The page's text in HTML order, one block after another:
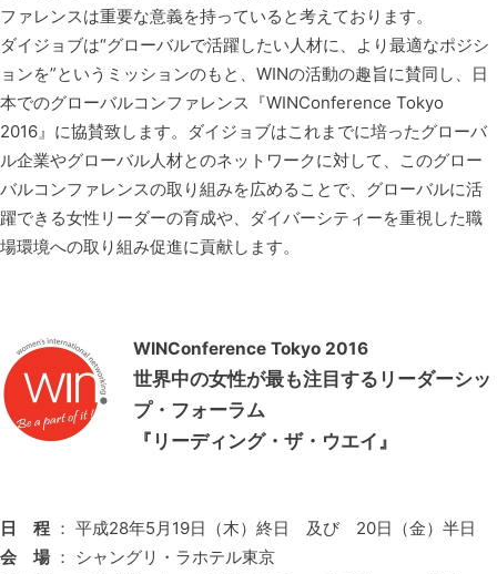
ファレンスは重要な意義を持っていると考えております。
ダイジョブは“グローバルで活躍したい人材に、より最適なポジシ
ョンを”というミッションのもと、WINの活動の趣旨に賛同し、日
本でのグローバルコンファレンス『WINConference Tokyo
2016』に協賛致します。ダイジョブはこれまでに培ったグローバ
ル企業やグローバル人材とのネットワークに対して、このグロー
バルコンファレンスの取り組みを広めることで、グローバルに活
躍できる女性リーダーの育成や、ダイバーシティーを重視した職
場環境への取り組み促進に貢献します。
WINConference Tokyo 2016
世界中の女性が最も注目するリーダーシッ
プ・フォーラム
『リーディング・ザ・ウエイ』
日 程 ： 平成28年5月19日（木）終日 及び 20日（金）半日
会 場 ： シャングリ・ラホテル東京